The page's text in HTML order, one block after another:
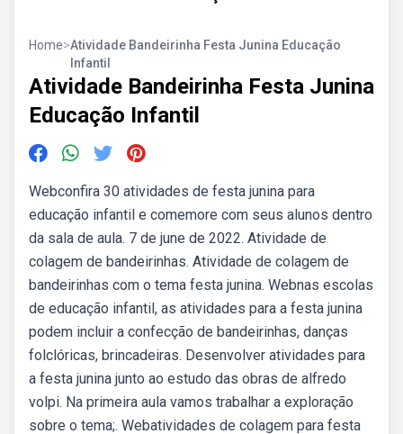
Home>Atividade Bandeirinha Festa Junina Educação
Infantil
Atividade Bandeirinha Festa Junina
Educação Infantil
Webconfira 30 atividades de festa junina para
educação infantil e comemore com seus alunos dentro
da sala de aula. 7 de june de 2022. Atividade de
colagem de bandeirinhas. Atividade de colagem de
bandeirinhas com o tema festa junina. Webnas escolas
de educação infantil, as atividades para a festa junina
podem incluir a confecção de bandeirinhas, danças
folclóricas, brincadeiras. Desenvolver atividades para
a festa junina junto ao estudo das obras de alfredo
volpi. Na primeira aula vamos trabalhar a exploração
sobre o tema;. Webatividades de colagem para festa